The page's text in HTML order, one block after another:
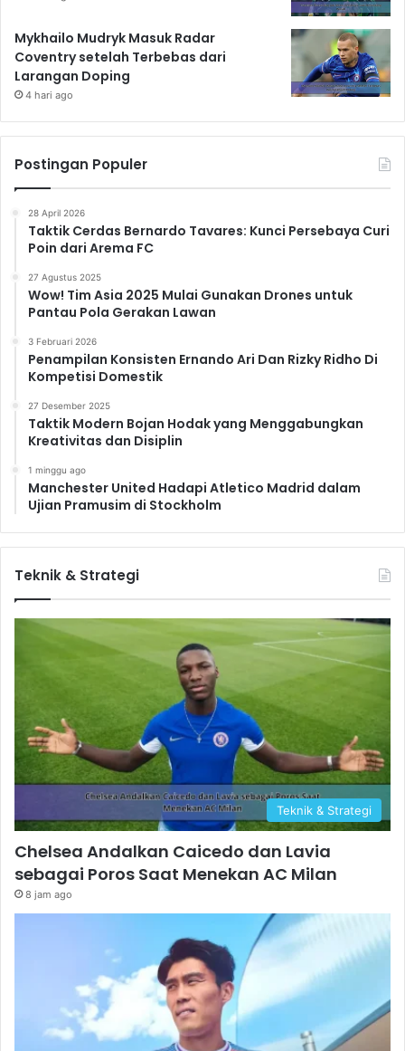
Mykhailo Mudryk Masuk Radar
Coventry setelah Terbebas dari
Larangan Doping
4 hari ago
Postingan Populer
28 April 2026
Taktik Cerdas Bernardo Tavares: Kunci Persebaya Curi
Poin dari Arema FC
27 Agustus 2025
Wow! Tim Asia 2025 Mulai Gunakan Drones untuk
Pantau Pola Gerakan Lawan
3 Februari 2026
Penampilan Konsisten Ernando Ari Dan Rizky Ridho Di
Kompetisi Domestik
27 Desember 2025
Taktik Modern Bojan Hodak yang Menggabungkan
Kreativitas dan Disiplin
1 minggu ago
Manchester United Hadapi Atletico Madrid dalam
Ujian Pramusim di Stockholm
Teknik & Strategi
Teknik & Strategi
Chelsea Andalkan Caicedo dan Lavia
sebagai Poros Saat Menekan AC Milan
8 jam ago